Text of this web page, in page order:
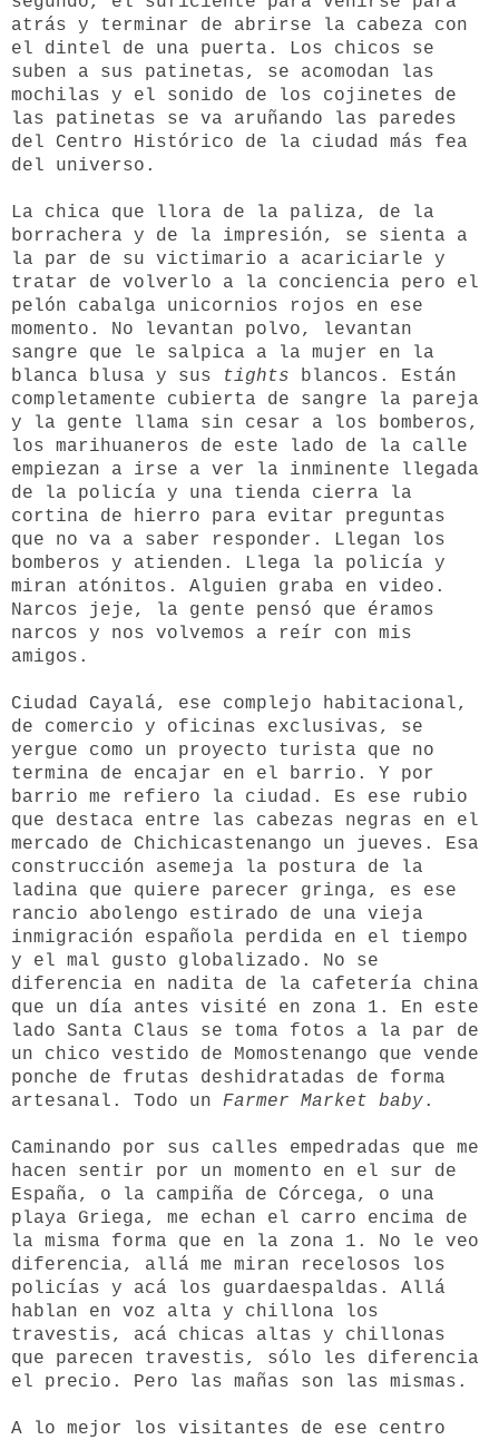
atrás y terminar de abrirse la cabeza con
el dintel de una puerta. Los chicos se
suben a sus patinetas, se acomodan las
mochilas y el sonido de los cojinetes de
las patinetas se va aruñando las paredes
del Centro Histórico de la ciudad más fea
del universo.
La chica que llora de la paliza, de la
borrachera y de la impresión, se sienta a
la par de su victimario a acariciarle y
tratar de volverlo a la conciencia pero el
pelón cabalga unicornios rojos en ese
momento. No levantan polvo, levantan
sangre que le salpica a la mujer en la
blanca blusa y sus
tights
blancos. Están
completamente cubierta de sangre la pareja
y la gente llama sin cesar a los bomberos,
los marihuaneros de este lado de la calle
empiezan a irse a ver la inminente llegada
de la policía y una tienda cierra la
cortina de hierro para evitar preguntas
que no va a saber responder. Llegan los
bomberos y atienden. Llega la policía y
miran atónitos. Alguien graba en video.
Narcos jeje, la gente pensó que éramos
narcos y nos volvemos a reír con mis
amigos.
Ciudad Cayalá, ese complejo habitacional,
de comercio y oficinas exclusivas, se
yergue como un proyecto turista que no
termina de encajar en el barrio. Y por
barrio me refiero la ciudad. Es ese rubio
que destaca entre las cabezas negras en el
mercado de Chichicastenango un jueves. Esa
construcción asemeja la postura de la
ladina que quiere parecer gringa, es ese
rancio abolengo estirado de una vieja
inmigración española perdida en el tiempo
y el mal gusto globalizado. No se
diferencia en nadita de la cafetería china
que un día antes visité en zona 1. En este
lado Santa Claus se toma fotos a la par de
un chico vestido de Momostenango que vende
ponche de frutas deshidratadas de forma
artesanal. Todo un Farmer Market baby.
Caminando por sus calles empedradas que me
hacen sentir por un momento en el sur de
España, o la campiña de Córcega, o una
playa Griega, me echan el carro encima de
la misma forma que en la zona 1. No le veo
diferencia, allá me miran recelosos los
policías y acá los guardaespaldas. Allá
hablan en voz alta y chillona los
travestis, acá chicas altas y chillonas
que parecen travestis, sólo les diferencia
el precio. Pero las mañas son las mismas.
A lo mejor los visitantes de ese centro